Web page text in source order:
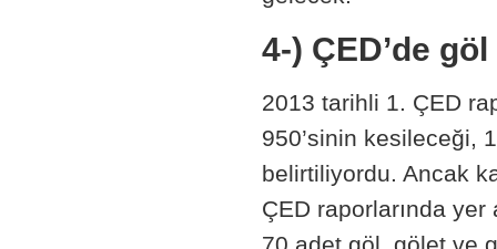
4-) ÇED’de
2013 tarihli 1. ÇED
950’sinin kesileceği,
belirtiliyordu. Ancak
ÇED raporlarında yer